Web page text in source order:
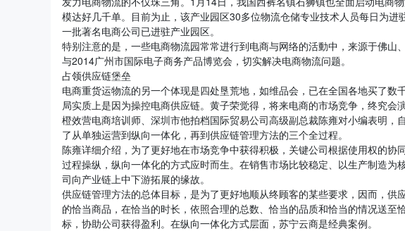
模达好几千单。目前为止，该产业园区30多位物流仓储专业技术人员每日为
一批著名电商公司已进驻产业园区。
特别注意的是，一些电商物流园常常进行到电商与网络的活動中，来源于佛
与2014广州市国际电子商务产品博览会，切实解决电商物流问题。
占领供应链堡垒
电商重货运物流的另一个体现是四处垦荒地，如维品会，已在全国各地买了
局实质上是因为操控电商供应链。黄子荣觉得，将来电商的市场竞争，终究会
橙效营电商培训师、深圳市他拍档国际贸易公司高级副总裁陈雍对小编表明
了从单独运营到纵向一体化，再到供应链管理方法的三个全过程。
陈雍详细介绍，为了更好地在市场竞争中获得积极，关键公司根据使用权的
过程操纵，纵向一体化的方式应时而生。在销售市场比较稳定、以生产制造
司向产业链上中下游拓展的缘故。
供应链管理方法的总体目标，是为了更好地顺从终顾客的某些要求，因而，
的恰当商品，在恰当的时长，依照合理的总数、恰当的品质和恰当的情况送至
标，协助公司获得盈利。在纵向一体化方式层面，苏宁云商是经典案例。